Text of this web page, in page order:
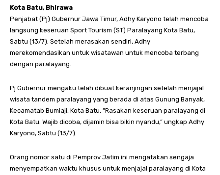
Kota Batu, Bhirawa
Penjabat (Pj) Gubernur Jawa Timur, Adhy Karyono telah mencoba
langsung keseruan Sport Tourism (ST) Paralayang Kota Batu,
Sabtu (13/7). Setelah merasakan sendiri, Adhy
merekomendasikan untuk wisatawan untuk mencoba terbang
dengan paralayang.
Pj Gubernur mengaku telah dibuat keranjingan setelah menjajal
wisata tandem paralayang yang berada di atas Gunung Banyak,
Kecamatab Bumiaji, Kota Batu. ”Rasakan keseruan paralayang di
Kota Batu. Wajib dicoba, dijamin bisa bikin nyandu,” ungkap Adhy
Karyono, Sabtu (13/7).
Orang nomor satu di Pemprov Jatim ini mengatakan sengaja
menyempatkan waktu khusus untuk menjajal paralayang di Kota